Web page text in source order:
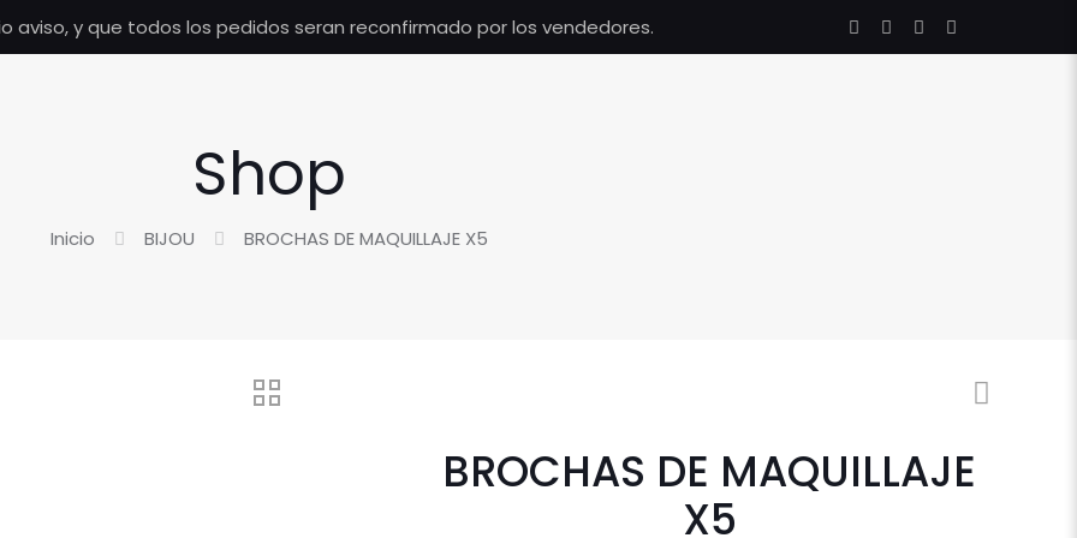
aviso, y que todos los pedidos seran reconfirmado por los vendedores.
Shop
Inicio BIJOU BROCHAS DE MAQUILLAJE X5
BROCHAS DE MAQUILLAJE
X5